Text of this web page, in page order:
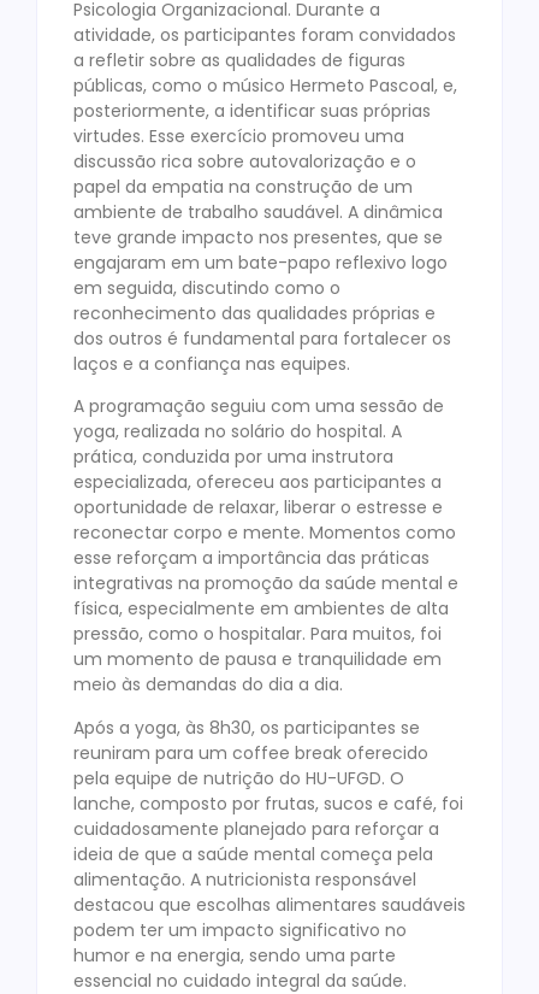
Psicologia Organizacional. Durante a
atividade, os participantes foram convidados
a refletir sobre as qualidades de figuras
públicas, como o músico Hermeto Pascoal, e,
posteriormente, a identificar suas próprias
virtudes. Esse exercício promoveu uma
discussão rica sobre autovalorização e o
papel da empatia na construção de um
ambiente de trabalho saudável. A dinâmica
teve grande impacto nos presentes, que se
engajaram em um bate-papo reflexivo logo
em seguida, discutindo como o
reconhecimento das qualidades próprias e
dos outros é fundamental para fortalecer os
laços e a confiança nas equipes.
A programação seguiu com uma sessão de
yoga, realizada no solário do hospital. A
prática, conduzida por uma instrutora
especializada, ofereceu aos participantes a
oportunidade de relaxar, liberar o estresse e
reconectar corpo e mente. Momentos como
esse reforçam a importância das práticas
integrativas na promoção da saúde mental e
física, especialmente em ambientes de alta
pressão, como o hospitalar. Para muitos, foi
um momento de pausa e tranquilidade em
meio às demandas do dia a dia.
Após a yoga, às 8h30, os participantes se
reuniram para um coffee break oferecido
pela equipe de nutrição do HU-UFGD. O
lanche, composto por frutas, sucos e café, foi
cuidadosamente planejado para reforçar a
ideia de que a saúde mental começa pela
alimentação. A nutricionista responsável
destacou que escolhas alimentares saudáveis
podem ter um impacto significativo no
humor e na energia, sendo uma parte
essencial no cuidado integral da saúde.